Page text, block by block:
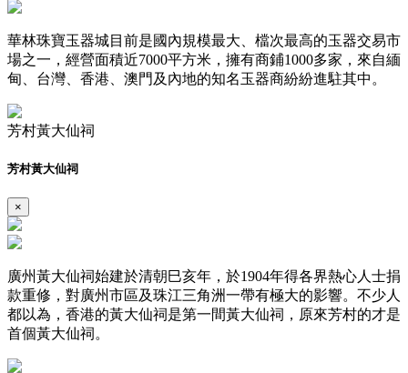
華林珠寶玉器城目前是國內規模最大、檔次最高的玉器交易市
場之一，經營面積近7000平方米，擁有商鋪1000多家，來自緬
甸、台灣、香港、澳門及內地的知名玉器商紛紛進駐其中。
芳村黃大仙祠
芳村黃大仙祠
×
廣州黃大仙祠始建於清朝巳亥年，於1904年得各界熱心人士捐
款重修，對廣州市區及珠江三角洲一帶有極大的影響。不少人
都以為，香港的黃大仙祠是第一間黃大仙祠，原來芳村的才是
首個黃大仙祠。